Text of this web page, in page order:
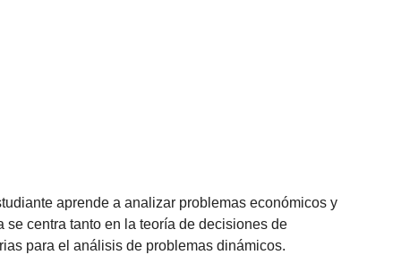
aprende a analizar problemas económicos y
centra tanto en la teoría de decisiones de
para el análisis de problemas dinámicos.